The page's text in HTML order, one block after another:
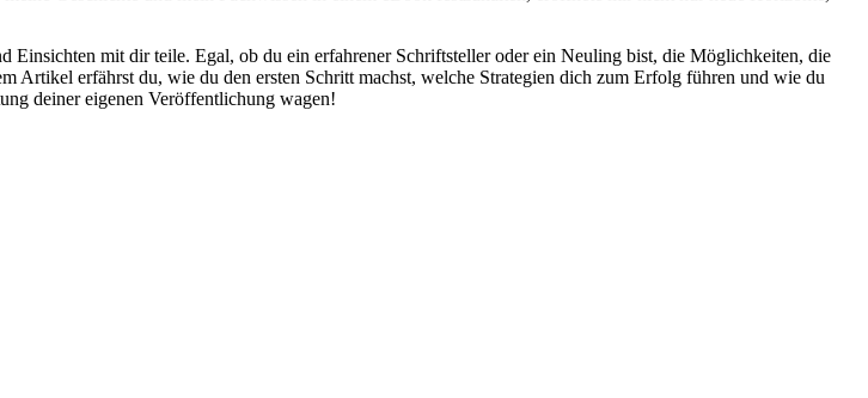
Einsichten mit dir teile. Egal, ob du ein erfahrener ‌Schriftsteller ​oder ein Neuling bist, die ‌Möglichkeiten, die
Artikel erfährst du, wie du ⁤den‍ ersten Schritt machst, welche​ Strategien dich ​zum Erfolg führen ⁢und wie du
deiner eigenen Veröffentlichung wagen!